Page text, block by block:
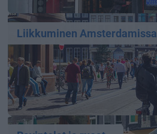
Liikkuminen Amsterdamissa